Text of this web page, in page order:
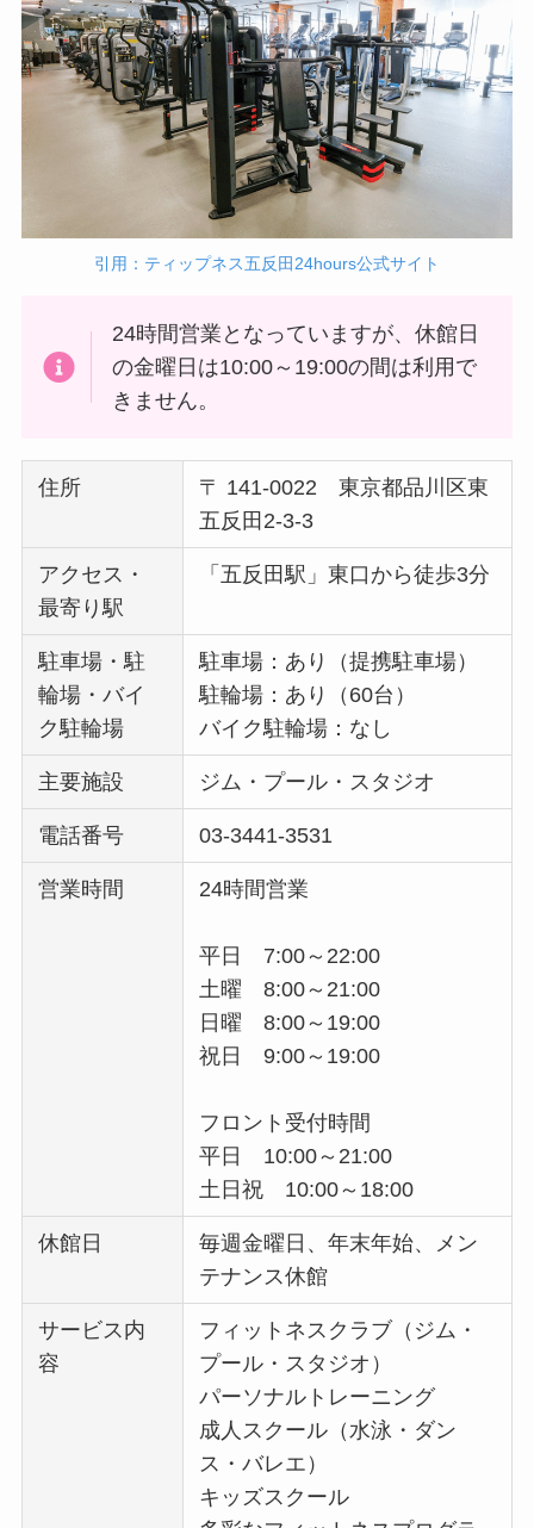
引用：ティップネス五反田24hours公式サイト
24時間営業となっていますが、休館日
の金曜日は10:00～19:00の間は利用で
きません。
住所
〒 141-0022 東京都品川区東
五反田2-3-3
アクセス・
最寄り駅
「五反田駅」東口から徒歩3分
駐車場・駐
輪場・バイ
ク駐輪場
駐車場：あり（提携駐車場）
駐輪場：あり（60台）
バイク駐輪場：なし
主要施設 ジム・プール・スタジオ
電話番号 03-3441-3531
営業時間 24時間営業
平日 7:00～22:00
土曜 8:00～21:00
日曜 8:00～19:00
祝日 9:00～19:00
フロント受付時間
平日 10:00～21:00
土日祝 10:00～18:00
休館日
毎週金曜日、年末年始、メン
テナンス休館
サービス内
容
フィットネスクラブ（ジム・
プール・スタジオ）
パーソナルトレーニング
成人スクール（水泳・ダン
ス・バレエ）
キッズスクール